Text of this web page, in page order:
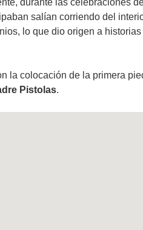
durante las celebraciones
salían corriendo del
lo que dio origen a
la colocación de la primera
Pistolas.